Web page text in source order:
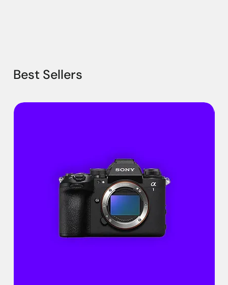
Best Sellers